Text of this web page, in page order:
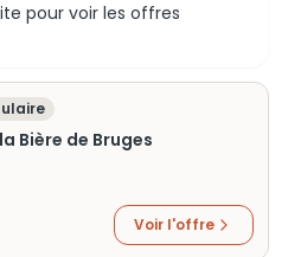
pour voir les offres
Bière de Bruges
Voir l'offre